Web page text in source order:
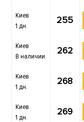
Киев
1 дн.
255
Киев
В наличии
262
Киев
1 дн.
268
Киев
1 дн.
269